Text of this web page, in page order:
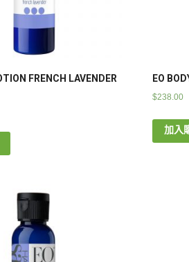
FRENCH LAVENDER
EO
$238.00
加入